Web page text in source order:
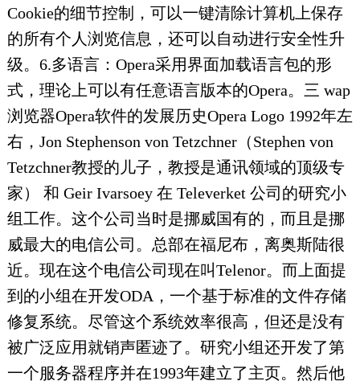
Cookie的细节控制，可以一键清除计算机上保存
的所有个人浏览信息，还可以自动进行安全性升
级。6.多语言：Opera采用界面加载语言包的形
式，理论上可以有任意语言版本的Opera。三 wap
浏览器Opera软件的发展历史Opera Logo 1992年左
右，Jon Stephenson von Tetzchner（Stephen von
Tetzchner教授的儿子，教授是通讯领域的顶级专
家） 和 Geir Ivarsoey 在 Televerket 公司的研究小
组工作。这个公司当时是挪威国有的，而且是挪
威最大的电信公司。总部在福尼布，离奥斯陆很
近。现在这个电信公司现在叫Telenor。而上面提
到的小组在开发ODA，一个基于标准的文件存储
修复系统。尽管这个系统效率很高，但还是没有
被广泛应用就销声匿迹了。研究小组还开发了第
一个服务器程序并在1993年建立了主页。然后他